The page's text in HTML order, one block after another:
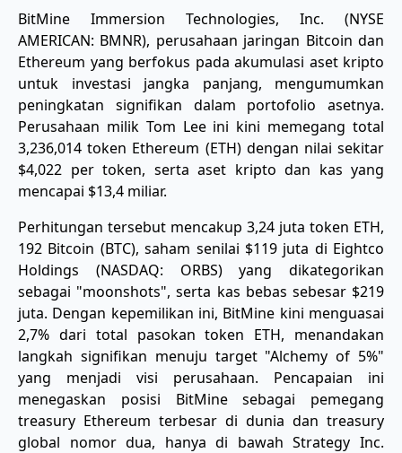
BitMine Immersion Technologies, Inc. (NYSE
AMERICAN: BMNR), perusahaan jaringan Bitcoin dan
Ethereum yang berfokus pada akumulasi aset kripto
untuk investasi jangka panjang, mengumumkan
peningkatan signifikan dalam portofolio asetnya.
Perusahaan milik Tom Lee ini kini memegang total
3,236,014 token Ethereum (ETH) dengan nilai sekitar
$4,022 per token, serta aset kripto dan kas yang
mencapai $13,4 miliar.
Perhitungan tersebut mencakup 3,24 juta token ETH,
192 Bitcoin (BTC), saham senilai $119 juta di Eightco
Holdings (NASDAQ: ORBS) yang dikategorikan
sebagai "moonshots", serta kas bebas sebesar $219
juta. Dengan kepemilikan ini, BitMine kini menguasai
2,7% dari total pasokan token ETH, menandakan
langkah signifikan menuju target "Alchemy of 5%"
yang menjadi visi perusahaan. Pencapaian ini
menegaskan posisi BitMine sebagai pemegang
treasury Ethereum terbesar di dunia dan treasury
global nomor dua, hanya di bawah Strategy Inc.